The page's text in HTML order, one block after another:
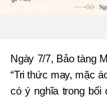
Ngày 7/7, Bảo tàng
“Tri thức may, mặc
có ý nghĩa trong bối